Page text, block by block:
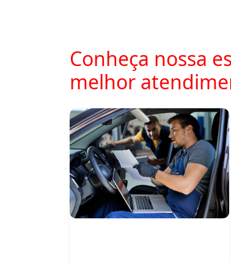
Conheça nossa
melhor